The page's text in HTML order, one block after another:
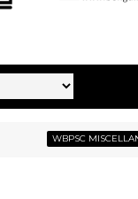
WBPSC MISCELLANEOUS